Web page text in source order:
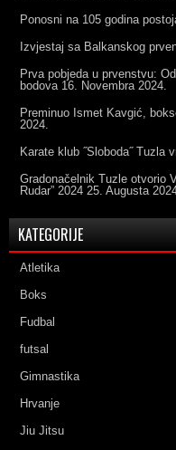
Ponosni na 105 godina
Izvjestaj sa Balkanskog
Prva pobjeda u prvenstvu:
bodova 16. Novembra 2024.
Preminuo Ismet Kavgić,
2024.
Karate klub ˝Sloboda˝ Tuzla
Gradonačelnik Tuzle otvorio
Rudar” 2024 25. Augusta
KATEGORIJE
Atletika
Boks
Fudbal
futsal
Gimnastika
Hrvanje
Jiu Jitsu